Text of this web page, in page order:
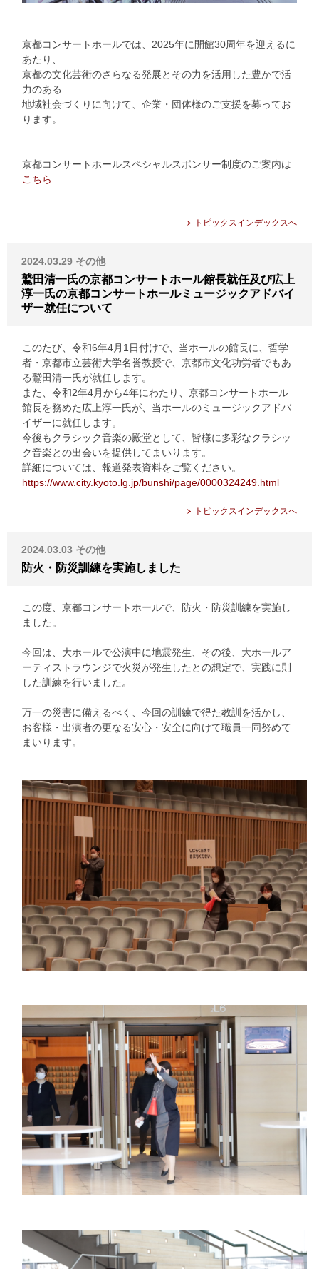
京都コンサートホールでは、2025年に開館30周年を迎えるに
あたり、
京都の文化芸術のさらなる発展とその力を活用した豊かで活
力のある
地域社会づくりに向けて、企業・団体様のご支援を募ってお
ります。
京都コンサートホールスペシャルスポンサー制度のご案内は
こちら
トピックスインデックスへ
2024.03.29 その他
鷲田清一氏の京都コンサートホール館長就任及び広上
淳一氏の京都コンサートホールミュージックアドバイ
ザー就任について
このたび、令和6年4月1日付けで、当ホールの館長に、哲学
者・京都市立芸術大学名誉教授で、京都市文化功労者でもあ
る鷲田清一氏が就任します。
また、令和2年4月から4年にわたり、京都コンサートホール
館長を務めた広上淳一氏が、当ホールのミュージックアドバ
イザーに就任します。
今後もクラシック音楽の殿堂として、皆様に多彩なクラシッ
ク音楽との出会いを提供してまいります。
詳細については、報道発表資料をご覧ください。
https://www.city.kyoto.lg.jp/bunshi/page/0000324249.html
トピックスインデックスへ
2024.03.03 その他
防火・防災訓練を実施しました
この度、京都コンサートホールで、防火・防災訓練を実施し
ました。
今回は、大ホールで公演中に地震発生、その後、大ホールア
ーティストラウンジで火災が発生したとの想定で、実践に則
した訓練を行いました。
万一の災害に備えるべく、今回の訓練で得た教訓を活かし、
お客様・出演者の更なる安心・安全に向けて職員一同努めて
まいります。